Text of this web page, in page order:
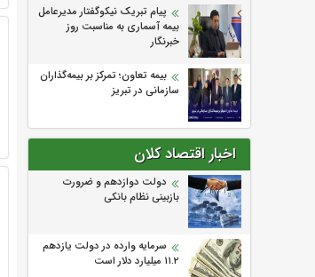
پیام تبریک نیکوگفتار مدیرعامل
بیمه آسماری به مناسبت روز
خبرنگار
بیمه تعاون؛ تمرکز بر بیمه‌گذاران
سازمانی در تبریز
اخبار اقتصاد کلان
دولت دوازدهم و ضرورت
بازبینی نظام بانکی
سرمایه وارده در دولت یازدهم
۱۱.۲ میلیارد دلار است